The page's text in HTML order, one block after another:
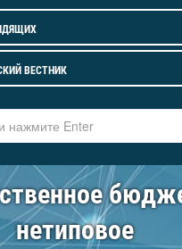
ВЕСТНИК
нетиповое